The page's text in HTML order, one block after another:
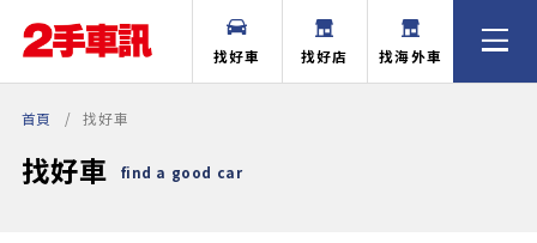
找好車 找好店 找海外車
首頁 找好車
找好車 find a good car